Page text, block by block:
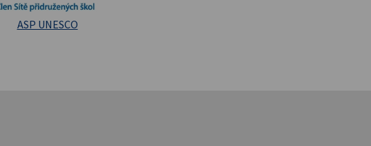
Masarykova universita